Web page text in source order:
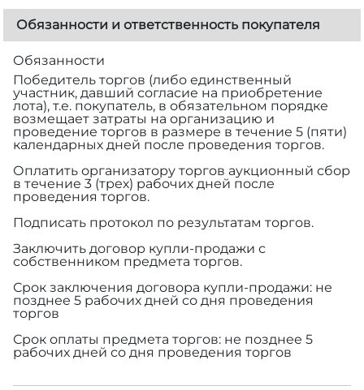
Обязанности и ответственность покупателя
Обязанности
Победитель торгов (либо единственный
участник, давший согласие на приобретение
лота), т.е. покупатель, в обязательном порядке
возмещает затраты на организацию и
проведение торгов в размере в течение 5 (пяти)
календарных дней после проведения торгов.
Оплатить организатору торгов аукционный сбор
в течение 3 (трех) рабочих дней после
проведения торгов.
Подписать протокол по результатам торгов.
Заключить договор купли-продажи с
собственником предмета торгов.
Срок заключения договора купли-продажи: не
позднее 5 рабочих дней со дня проведения
торгов
Срок оплаты предмета торгов: не позднее 5
рабочих дней со дня проведения торгов